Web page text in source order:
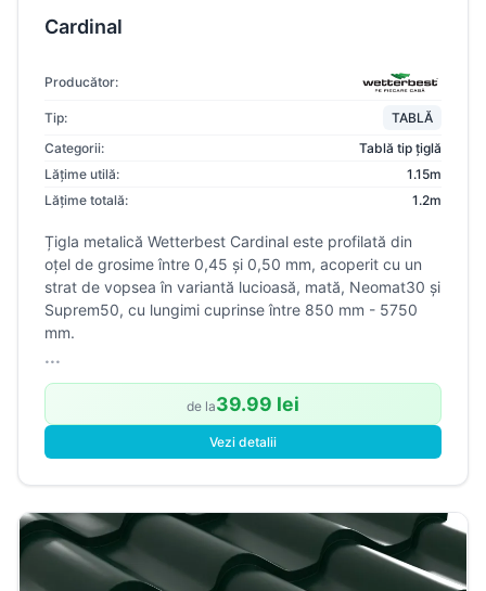
Cardinal
Producător:
Tip:
TABLĂ
Categorii:
Tablă tip țiglă
Lățime utilă:
1.15m
Lățime totală:
1.2m
Țigla metalică Wetterbest Cardinal este profilată din
oțel de grosime între 0,45 și 0,50 mm, acoperit cu un
strat de vopsea în variantă lucioasă, mată, Neomat30 și
Suprem50, cu lungimi cuprinse între 850 mm - 5750
mm.
...
de la39.99 lei
Vezi detalii